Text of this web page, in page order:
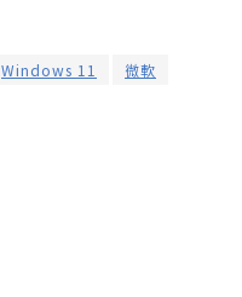
Windows 11 微軟